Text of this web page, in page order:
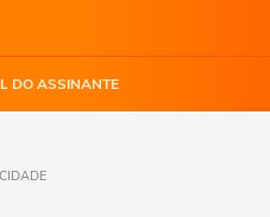
DO ASSINANTE